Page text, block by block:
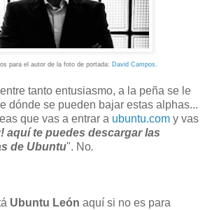
para el autor de la foto de portada: David Campos.
tanto entusiasmo, a la peña se le
dónde se pueden bajar estas alphas...
que vas a entrar a ubuntu.com y vas
aquí te puedes descargar las
de Ubuntu". No.
Ubuntu León aquí si no es para